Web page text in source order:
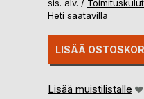
sis. alv. / Toimituskulut
Heti saatavilla
LISÄÄ
Lisää muistilistalle